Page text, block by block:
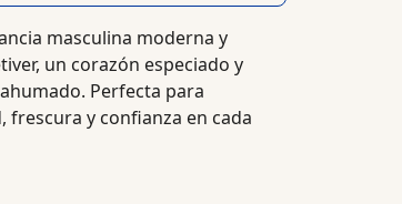
masculina moderna y
un corazón especiado y
Perfecta para
frescura y confianza en cada